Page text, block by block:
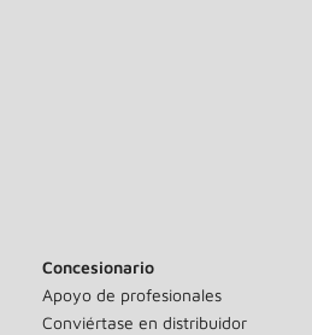
Concesionario
Apoyo de profesionales
Conviértase en distribuidor